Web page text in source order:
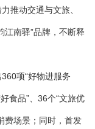
推动交通与文旅、
江南驿”品牌，不断释
项“好物进服务
食品”、36个“文旅优
费场景；同时，首发